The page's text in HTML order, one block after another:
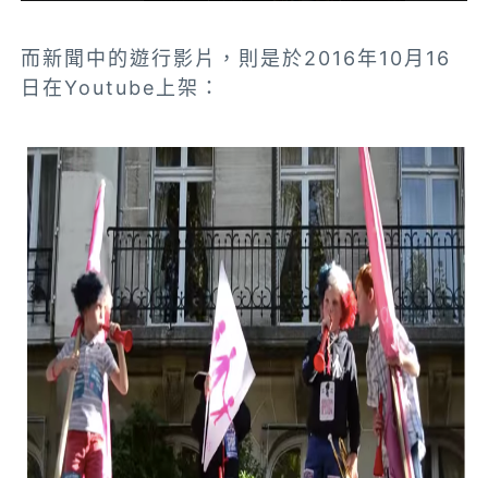
而新聞中的遊行影片，則是於2016年10月16
日在Youtube上架：